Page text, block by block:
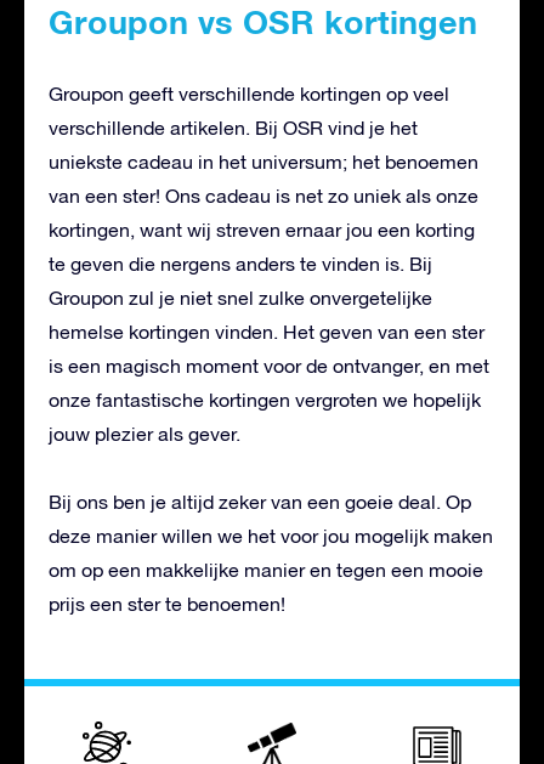
Groupon vs OSR kortingen
Groupon geeft verschillende kortingen op veel
verschillende artikelen. Bij OSR vind je het
uniekste cadeau in het universum; het benoemen
van een ster! Ons cadeau is net zo uniek als onze
kortingen, want wij streven ernaar jou een korting
te geven die nergens anders te vinden is. Bij
Groupon zul je niet snel zulke onvergetelijke
hemelse kortingen vinden. Het geven van een ster
is een magisch moment voor de ontvanger, en met
onze fantastische kortingen vergroten we hopelijk
jouw plezier als gever.
Bij ons ben je altijd zeker van een goeie deal. Op
deze manier willen we het voor jou mogelijk maken
om op een makkelijke manier en tegen een mooie
prijs een ster te benoemen!